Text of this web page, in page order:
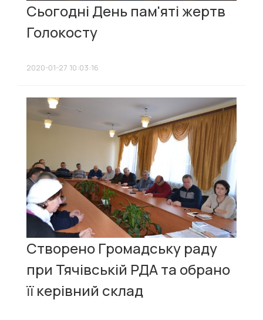
Сьогодні День пам'яті жертв
Голокосту
2020-01-27 10:03:16
Створено Громадську раду
при Тячівській РДА та обрано
її керівний склад